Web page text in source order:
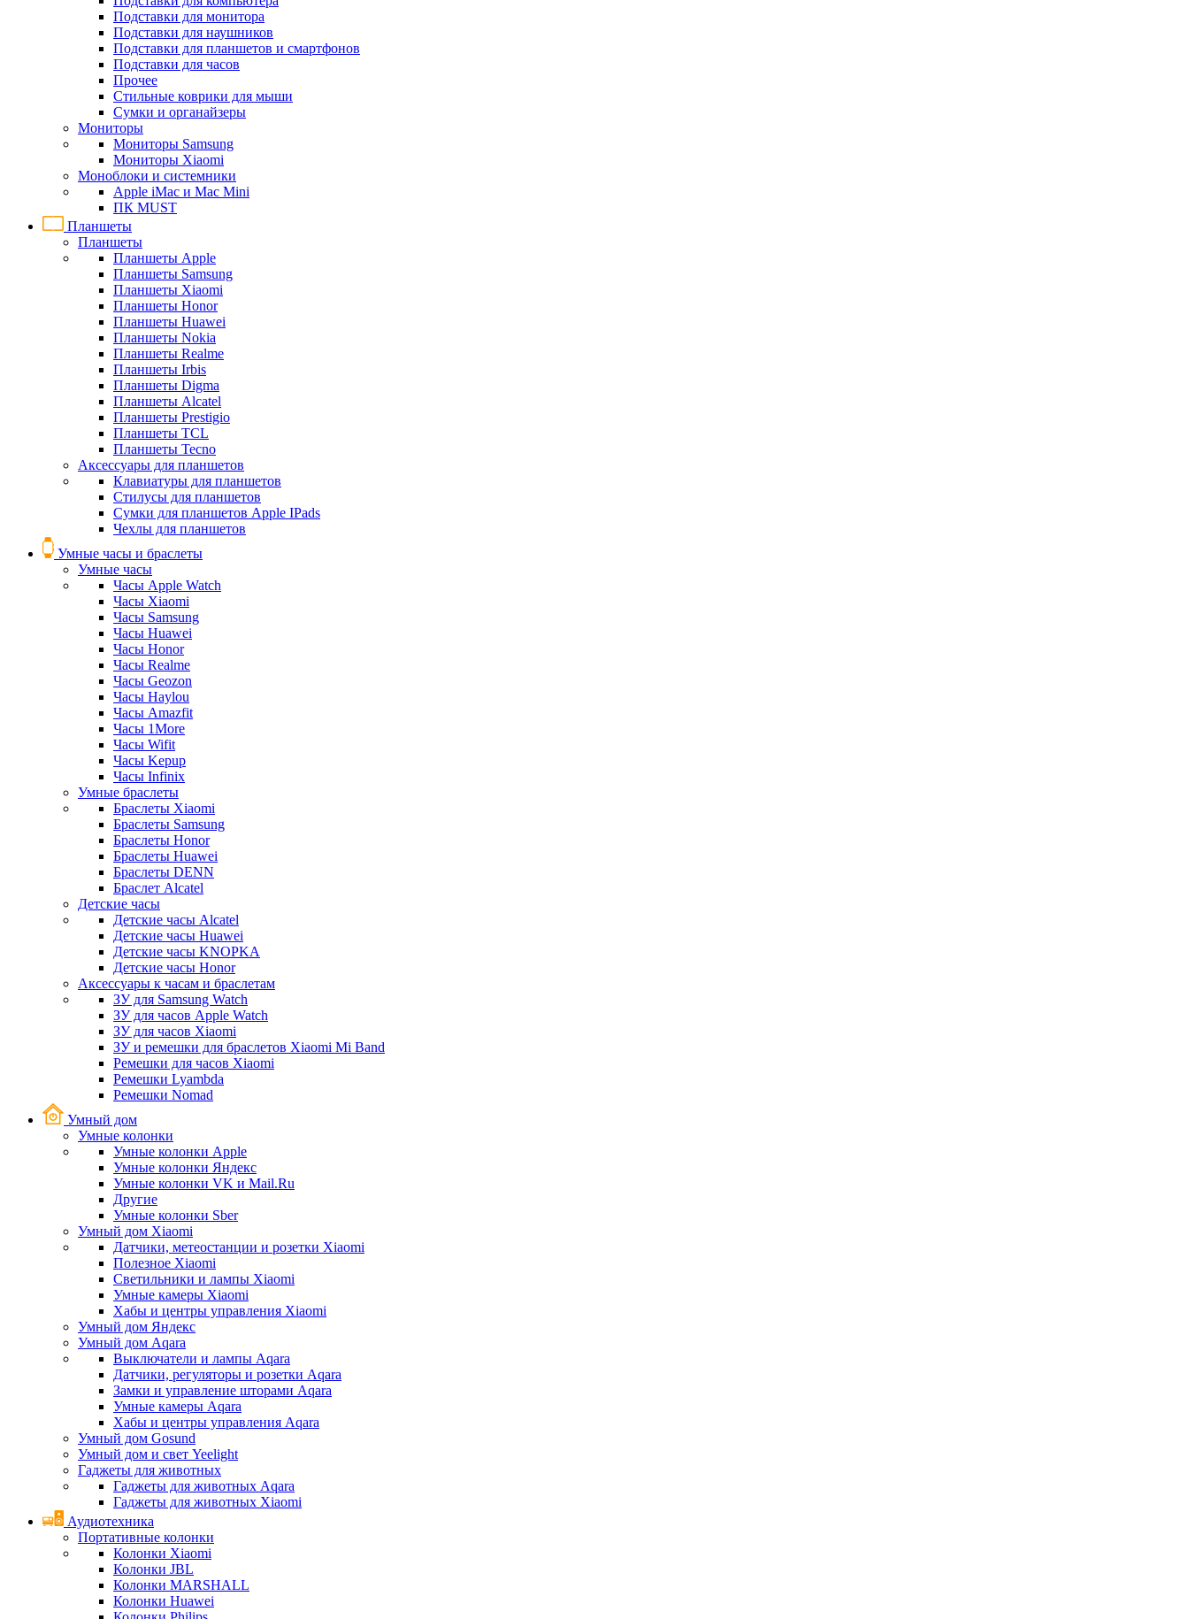
Подставки для монитора
Подставки для наушников
Подставки для планшетов и смартфонов
Подставки для часов
Прочее
Стильные коврики для мыши
Сумки и органайзеры
Мониторы
Мониторы Samsung
Мониторы Xiaomi
Моноблоки и системники
Apple iMac и Mac Mini
ПК MUST
Планшеты
Планшеты
Планшеты Apple
Планшеты Samsung
Планшеты Xiaomi
Планшеты Honor
Планшеты Huawei
Планшеты Nokia
Планшеты Realme
Планшеты Irbis
Планшеты Digma
Планшеты Alcatel
Планшеты Prestigio
Планшеты TCL
Планшеты Tecno
Аксессуары для планшетов
Клавиатуры для планшетов
Стилусы для планшетов
Сумки для планшетов Apple IPads
Чехлы для планшетов
Умные часы и браслеты
Умные часы
Часы Apple Watch
Часы Xiaomi
Часы Samsung
Часы Huawei
Часы Honor
Часы Realme
Часы Geozon
Часы Haylou
Часы Amazfit
Часы 1More
Часы Wifit
Часы Kepup
Часы Infinix
Умные браслеты
Браслеты Xiaomi
Браслеты Samsung
Браслеты Honor
Браслеты Huawei
Браслеты DENN
Браслет Alcatel
Детские часы
Детские часы Alcatel
Детские часы Huawei
Детские часы KNOPKA
Детские часы Honor
Аксессуары к часам и браслетам
ЗУ для Samsung Watch
ЗУ для часов Apple Watch
ЗУ для часов Xiaomi
ЗУ и ремешки для браслетов Xiaomi Mi Band
Ремешки для часов Xiaomi
Ремешки Lyambda
Ремешки Nomad
Умный дом
Умные колонки
Умные колонки Apple
Умные колонки Яндекс
Умные колонки VK и Mail.Ru
Другие
Умные колонки Sber
Умный дом Xiaomi
Датчики, метеостанции и розетки Xiaomi
Полезное Xiaomi
Светильники и лампы Xiaomi
Умные камеры Xiaomi
Хабы и центры управления Xiaomi
Умный дом Яндекс
Умный дом Aqara
Выключатели и лампы Aqara
Датчики, регуляторы и розетки Aqara
Замки и управление шторами Aqara
Умные камеры Aqara
Хабы и центры управления Aqara
Умный дом Gosund
Умный дом и свет Yeelight
Гаджеты для животных
Гаджеты для животных Aqara
Гаджеты для животных Xiaomi
Аудиотехника
Портативные колонки
Колонки Xiaomi
Колонки JBL
Колонки MARSHALL
Колонки Huawei